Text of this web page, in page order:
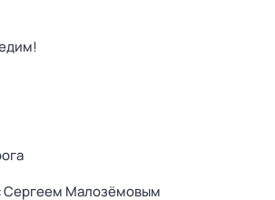
Сергеем Малозёмовым